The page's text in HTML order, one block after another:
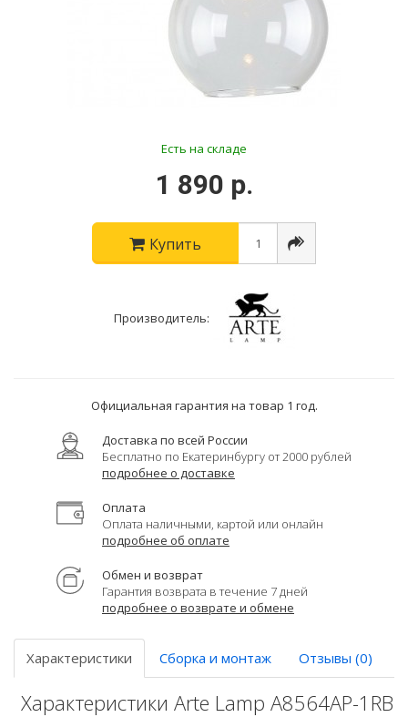
Есть на складе
1 890 р.
Купить
Производитель:
Официальная гарантия на товар 1 год.
Доставка по всей России
Бесплатно по Екатеринбургу от 2000 рублей
подробнее о доставке
Оплата
Оплата наличными, картой или онлайн
подробнее об оплате
Обмен и возврат
Гарантия возврата в течение 7 дней
подробнее о возврате и обмене
Характеристики Сборка и монтаж Отзывы (0)
Характеристики Arte Lamp A8564AP-1RB